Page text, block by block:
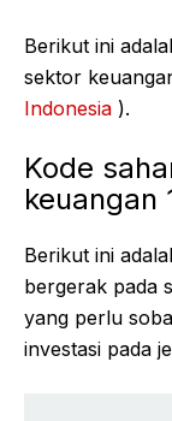
Berikut ini
sektor
Indonesia ).
Kode
keuangan
Berikut ini
bergerak pada
yang perlu
investasi pada